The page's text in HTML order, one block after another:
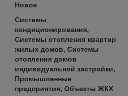
Новое
Системы
кондиционирования,
Системы отопления квартир
жилых домов, Системы
отопления домов
индивидуальной застройки,
Промышленные
предприятия, Объекты ЖКХ